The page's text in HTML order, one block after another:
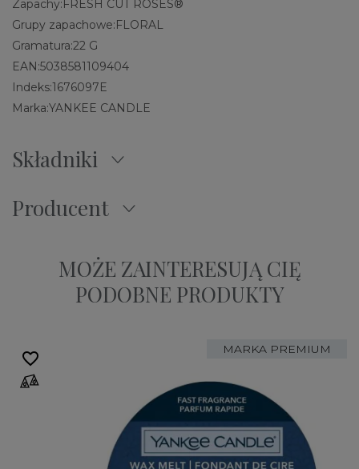
Zapachy:FRESH CUT ROSES®
Grupy zapachowe:FLORAL
Gramatura:22 G
EAN:5038581109404
Indeks:1676097E
Marka:YANKEE CANDLE
Składniki
Producent
MOŻE ZAINTERESUJĄ CIĘ
PODOBNE PRODUKTY
MARKA PREMIUM
favorite_border